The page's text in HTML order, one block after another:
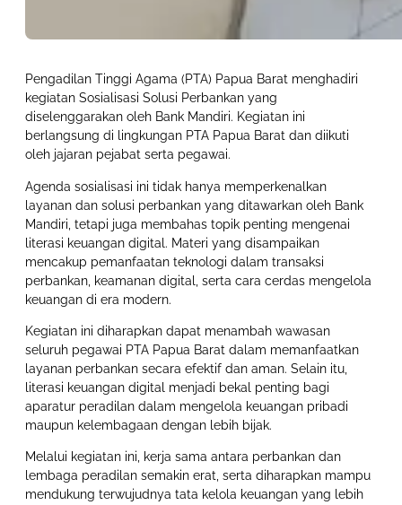
Pengadilan Tinggi Agama (PTA) Papua Barat menghadiri
kegiatan Sosialisasi Solusi Perbankan yang
diselenggarakan oleh Bank Mandiri. Kegiatan ini
berlangsung di lingkungan PTA Papua Barat dan diikuti
oleh jajaran pejabat serta pegawai.
Agenda sosialisasi ini tidak hanya memperkenalkan
layanan dan solusi perbankan yang ditawarkan oleh Bank
Mandiri, tetapi juga membahas topik penting mengenai
literasi keuangan digital. Materi yang disampaikan
mencakup pemanfaatan teknologi dalam transaksi
perbankan, keamanan digital, serta cara cerdas mengelola
keuangan di era modern.
Kegiatan ini diharapkan dapat menambah wawasan
seluruh pegawai PTA Papua Barat dalam memanfaatkan
layanan perbankan secara efektif dan aman. Selain itu,
literasi keuangan digital menjadi bekal penting bagi
aparatur peradilan dalam mengelola keuangan pribadi
maupun kelembagaan dengan lebih bijak.
Melalui kegiatan ini, kerja sama antara perbankan dan
lembaga peradilan semakin erat, serta diharapkan mampu
mendukung terwujudnya tata kelola keuangan yang lebih